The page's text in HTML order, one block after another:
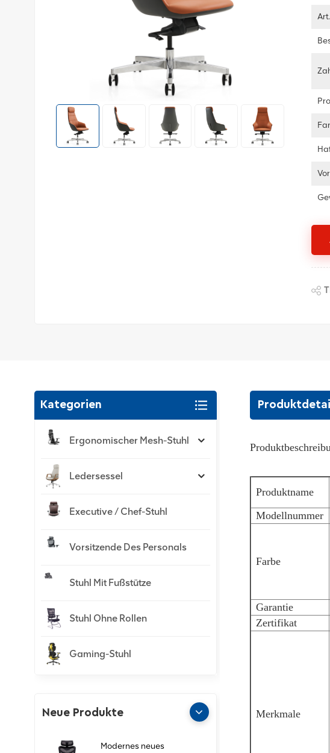
Produktname
Modellnummer
Farbe
Garantie
Zertifikat
Merkmale
Kategorien
Ergonomischer Mesh-Stuhl
Ledersessel
Executive / Chef-Stuhl
Vorsitzende Des Personals
Stuhl Mit Fußstütze
Stuhl Ohne Rollen
Gaming-Stuhl
Neue Produkte
Modernes neues